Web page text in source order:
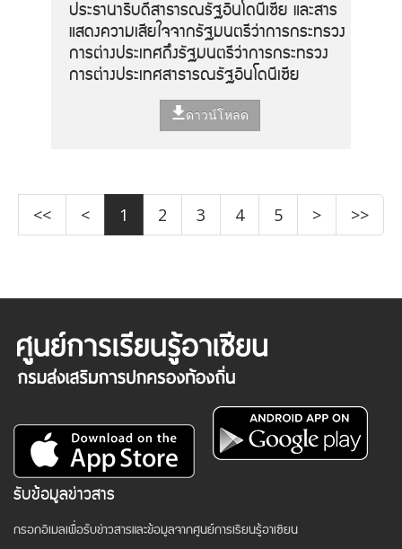
ประธานาธิบดีสาธารณรัฐอินโดนีเซีย และสาร
แสดงความเสียใจจากรัฐมนตรีว่าการกระทรวง
การต่างประเทศถึงรัฐมนตรีว่าการกระทรวง
การต่างประเทศสาธารณรัฐอินโดนีเซีย
ดาวน์โหลด
<< < 1 2 3 4 5 > >>
รับข้อมูลข่าวสาร
กรอกอีเมลเพื่อรับข่าวสารและข้อมูลจากศูนย์การเรียนรู้อาเซียน